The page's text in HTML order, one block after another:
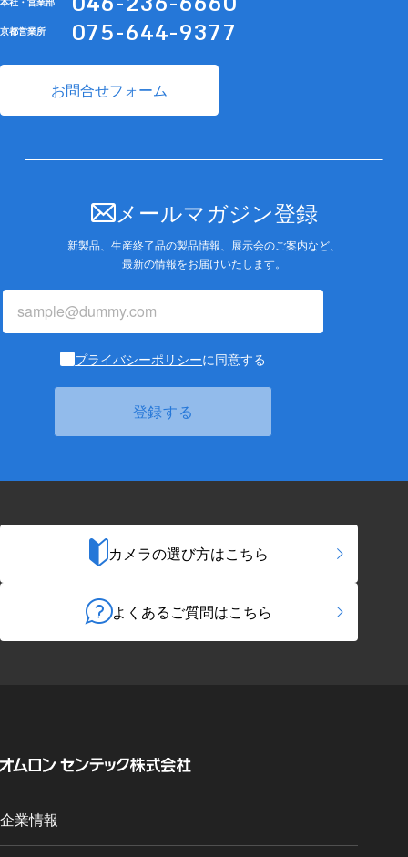
京都営業所 075-644-9377
お問合せフォーム
メールマガジン登録
新製品、生産終了品の製品情報、展示会のご案内など、
最新の情報をお届けいたします。
プライバシーポリシーに同意する
カメラの選び方はこちら
よくあるご質問はこちら
企業情報